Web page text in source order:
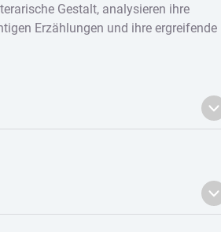
Gestalt, analysieren ihre
Erzählungen und ihre ergreifende